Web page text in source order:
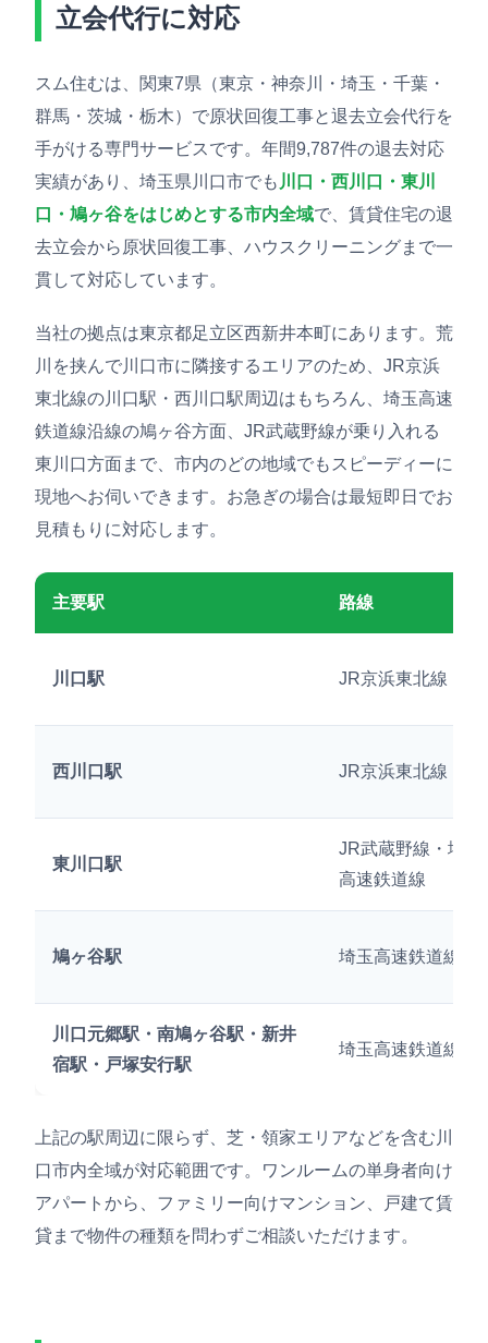
立会代行に対応
スム住むは、関東7県（東京・神奈川・埼玉・千葉・
群馬・茨城・栃木）で原状回復工事と退去立会代行を
手がける専門サービスです。年間9,787件の退去対応
実績があり、埼玉県川口市でも 川口・西川口・東川
口・鳩ヶ谷をはじめとする市内全域で、賃貸住宅の退
去立会から原状回復工事、ハウスクリーニングまで一
貫して対応しています。
当社の拠点は東京都足立区西新井本町にあります。荒
川を挟んで川口市に隣接するエリアのため、JR京浜
東北線の川口駅・西川口駅周辺はもちろん、埼玉高速
鉄道線沿線の鳩ヶ谷方面、JR武蔵野線が乗り入れる
東川口方面まで、市内のどの地域でもスピーディーに
現地へお伺いできます。お急ぎの場合は最短即日でお
見積もりに対応します。
主要駅 路線
川口駅 JR京浜東北線
西川口駅 JR京浜東北線
東川口駅
JR武蔵野線・埼玉
高速鉄道線
鳩ヶ谷駅 埼玉高速鉄道線
川口元郷駅・南鳩ヶ谷駅・新井
宿駅・戸塚安行駅
埼玉高速鉄道線
上記の駅周辺に限らず、芝・領家エリアなどを含む川
口市内全域が対応範囲です。ワンルームの単身者向け
アパートから、ファミリー向けマンション、戸建て賃
貸まで物件の種類を問わずご相談いただけます。